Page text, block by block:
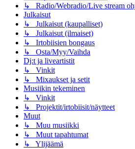
↳ Radio/Webradio/Live stream
Julkaisut
↳ Julkaisut (kaupalliset)
↳ Julkaisut (ilmaiset)
↳ Irtobiisien bongaus
↳ Osta/Myy/Vaihda
Dj:t ja liveartistit
↳ Vinkit
↳ Mixaukset ja setit
Musiikin tekeminen
↳ Vinkit
↳ Projektit/irtobiisit/näytteet
Muut
↳ Muu musiikki
↳ Muut tapahtumat
↳ Ylijäämä